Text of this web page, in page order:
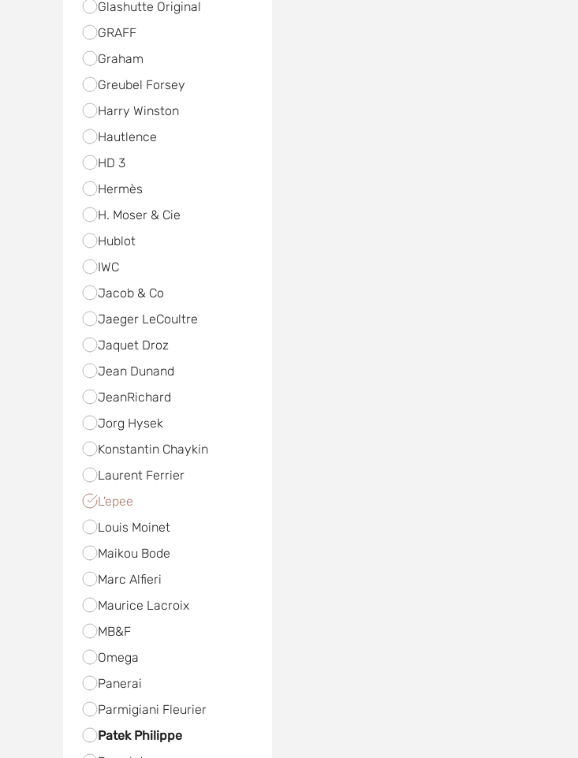
Glashutte Original
GRAFF
Graham
Greubel Forsey
Harry Winston
Hautlence
HD 3
Hermès
H. Moser & Cie
Hublot
IWC
Jacob & Co
Jaeger LeCoultre
Jaquet Droz
Jean Dunand
JeanRichard
Jorg Hysek
Konstantin Chaykin
Laurent Ferrier
L'epee
Louis Moinet
Maikou Bode
Marc Alfieri
Maurice Lacroix
MB&F
Omega
Panerai
Parmigiani Fleurier
Patek Philippe